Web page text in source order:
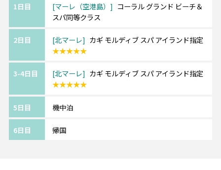
1日目 マーレ（空港島）
コーラル グランド ビーチ＆
スパ同等クラス
2日目 北マーレ
カギ モルディブ スパ アイランド指定
★★★★★
3-4日目 北マーレ
カギ モルディブ スパ アイランド指定
★★★★★
5日目 機中泊
6日目 帰国